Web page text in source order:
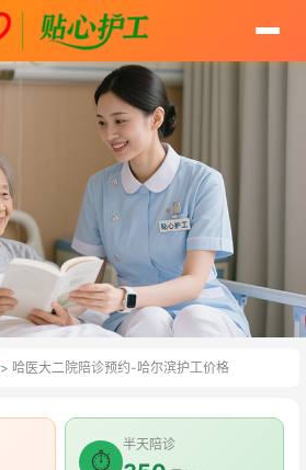
> 哈医大二院陪诊预约-哈尔滨护工价格
⏱
半天陪诊